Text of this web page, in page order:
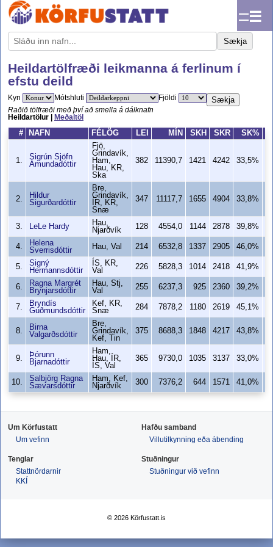
☰
Sækja
Heildartölfræði leikmanna á ferlinum í
efstu deild
Kyn Mótshluti Fjöldi Sækja
Raðið tölfræði með því að smella á dálknafn
Heildartölur |
Meðaltöl
#
NAFN FÉLÖG LEI MÍN SKH SKR SK%
1.
Sigrún Sjöfn
Ámundadóttir
Fjö,
Grindavík,
Ham,
Hau, KR,
Ska
382 11390,7 1421 4242 33,5%
2.
Hildur
Sigurðardóttir
Bre,
Grindavík,
ÍR, KR,
Snæ
347 11117,7 1655 4904 33,8%
3. LeLe Hardy
Hau,
Njarðvík
128 4554,0 1144 2878 39,8%
4.
Helena
Sverrisdóttir
Hau, Val 214 6532,8 1337 2905 46,0%
5.
Signý
Hermannsdóttir
ÍS, KR,
Val
226 5828,3 1014 2418 41,9%
6.
Ragna Margrét
Brynjarsdóttir
Hau, Stj,
Val
255 6237,3 925 2360 39,2%
7.
Bryndís
Guðmundsdóttir
Kef, KR,
Snæ
284 7878,2 1180 2619 45,1%
8.
Birna
Valgarðsdóttir
Bre,
Grindavík,
Kef, Tin
375 8688,3 1848 4217 43,8%
9.
Þórunn
Bjarnadóttir
Ham,
Hau, ÍR,
ÍS, Val
365 9730,0 1035 3137 33,0%
10.
Salbjörg Ragna
Sævarsdóttir
Ham, Kef,
Njarðvík
300 7376,2 644 1571 41,0%
Um Körfustatt
Um vefinn
Hafðu samband
Villutilkynning eða ábending
Tenglar
Stattnördarnir
KKÍ
Stuðningur
Stuðningur við vefinn
© 2026 Körfustatt.is